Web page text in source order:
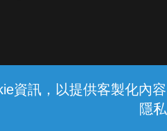
資訊，以提供客製化內
隱